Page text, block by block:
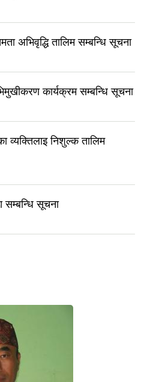
अभिवृद्धि तालिम सम्बन्धि सूचना
कार्यक्रम सम्बन्धि सूचना
व्यक्तिलाइ निशुल्क तालिम
सम्बन्धि सूचना